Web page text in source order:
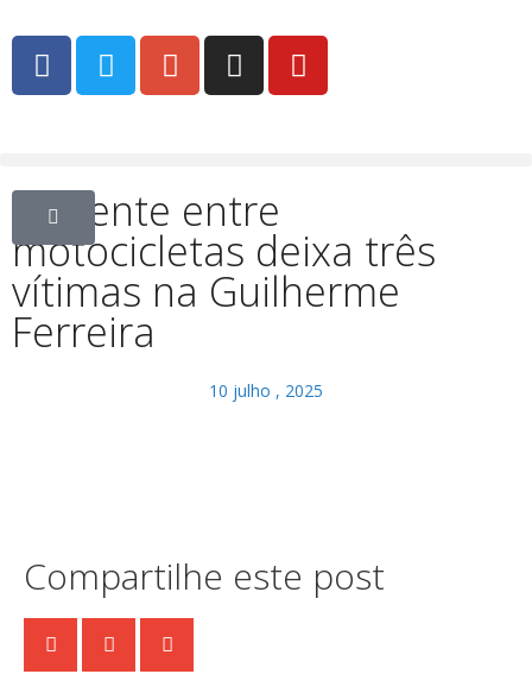
Acidente entre
motocicletas deixa três
vítimas na Guilherme
Ferreira
10 julho , 2025
Compartilhe este post